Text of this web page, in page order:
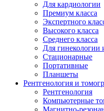
Для кардиологии
Премиум класса
Экспертного
Высокого класса
Среднего класса
Для гинекологии
Стационарные
Портативные
Планшеты
Рентгенология и
Рентгенология
Компьютерные
Магнитно-